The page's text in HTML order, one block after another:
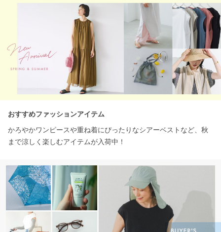
おすすめファッションアイテム
かろやかワンピースや重ね着にぴったりなシアーベストなど、秋
まで涼しく楽しむアイテムが入荷中！